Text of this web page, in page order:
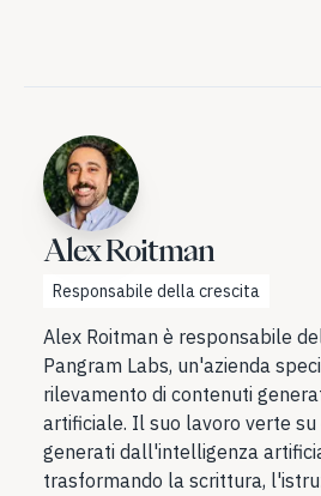
Alex Roitman
Responsabile della crescita
Alex Roitman è responsabile
Pangram Labs, un'azienda
rilevamento di contenuti
artificiale. Il suo lavoro verte su
generati dall'intelligenza
trasformando la scrittura,